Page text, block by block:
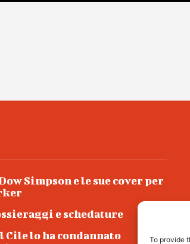
To provide
Simpson e le sue cover per
e schedature
Cile lo ha condannato